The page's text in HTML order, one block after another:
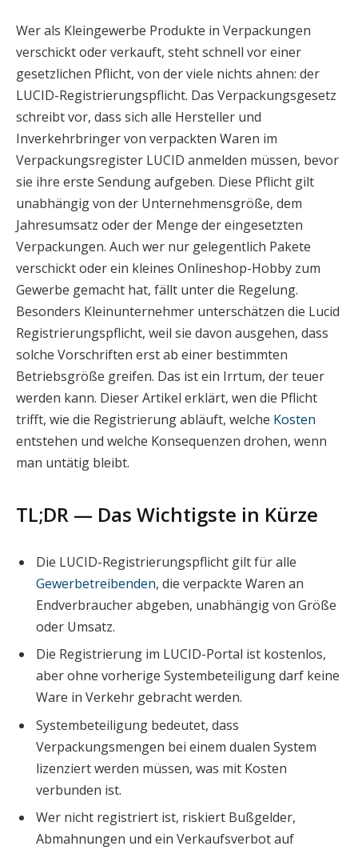
Wer als Kleingewerbe Produkte in Verpackungen
verschickt oder verkauft, steht schnell vor einer
gesetzlichen Pflicht, von der viele nichts ahnen: der
LUCID-Registrierungspflicht. Das Verpackungsgesetz
schreibt vor, dass sich alle Hersteller und
Inverkehrbringer von verpackten Waren im
Verpackungsregister LUCID anmelden müssen, bevor
sie ihre erste Sendung aufgeben. Diese Pflicht gilt
unabhängig von der Unternehmensgröße, dem
Jahresumsatz oder der Menge der eingesetzten
Verpackungen. Auch wer nur gelegentlich Pakete
verschickt oder ein kleines Onlineshop-Hobby zum
Gewerbe gemacht hat, fällt unter die Regelung.
Besonders Kleinunternehmer unterschätzen die Lucid
Registrierungspflicht, weil sie davon ausgehen, dass
solche Vorschriften erst ab einer bestimmten
Betriebsgröße greifen. Das ist ein Irrtum, der teuer
werden kann. Dieser Artikel erklärt, wen die Pflicht
trifft, wie die Registrierung abläuft, welche Kosten
entstehen und welche Konsequenzen drohen, wenn
man untätig bleibt.
TL;DR — Das Wichtigste in Kürze
Die LUCID-Registrierungspflicht gilt für alle
Gewerbetreibenden, die verpackte Waren an
Endverbraucher abgeben, unabhängig von Größe
oder Umsatz.
Die Registrierung im LUCID-Portal ist kostenlos,
aber ohne vorherige Systembeteiligung darf keine
Ware in Verkehr gebracht werden.
Systembeteiligung bedeutet, dass
Verpackungsmengen bei einem dualen System
lizenziert werden müssen, was mit Kosten
verbunden ist.
Wer nicht registriert ist, riskiert Bußgelder,
Abmahnungen und ein Verkaufsverbot auf